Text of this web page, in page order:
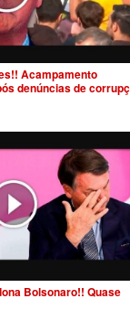
Acampamento
denúncias de
Bolsonaro!! Quase